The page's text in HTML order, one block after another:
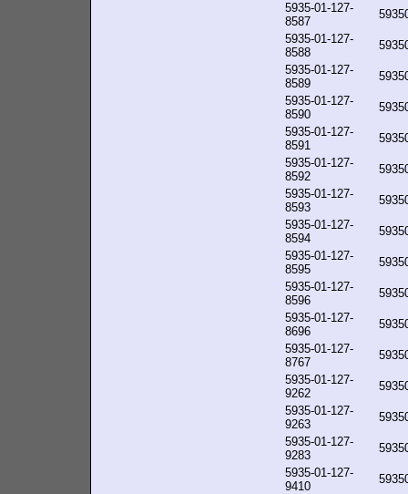
5935-01-127-
8587
5935-01-127-
8588
5935-01-127-
8589
5935-01-127-
8590
5935-01-127-
8591
5935-01-127-
8592
5935-01-127-
8593
5935-01-127-
8594
5935-01-127-
8595
5935-01-127-
8596
5935-01-127-
8696
5935-01-127-
8767
5935-01-127-
9262
5935-01-127-
9263
5935-01-127-
9283
5935-01-127-
9410